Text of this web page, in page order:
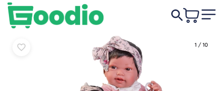
1 / 10
2 119 Kč Do košíku